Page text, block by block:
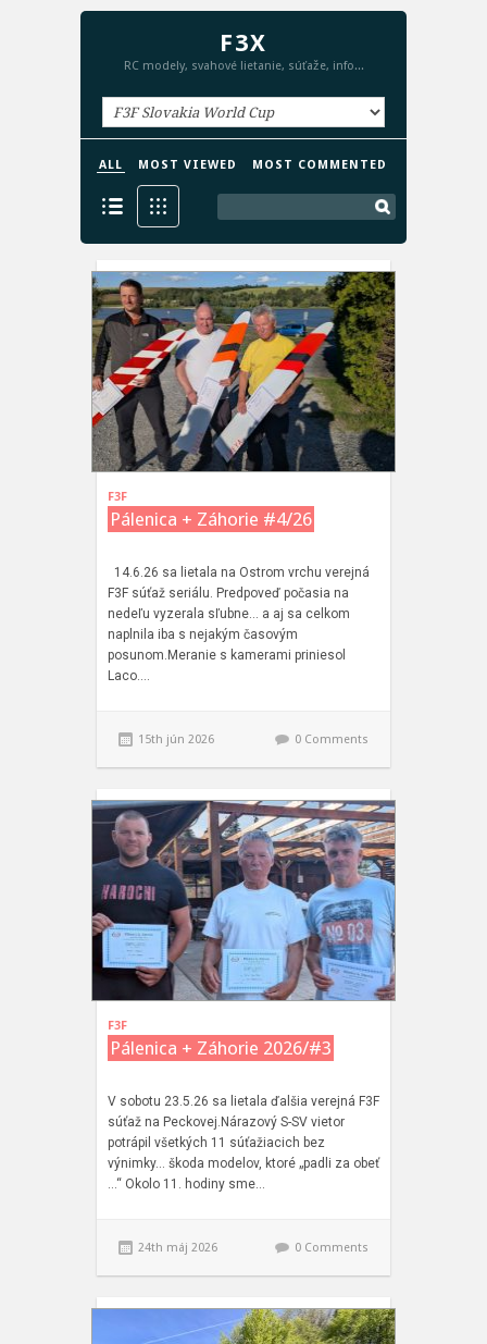
F3X
RC modely, svahové lietanie, súťaže, info...
ALL MOST VIEWED MOST COMMENTED
F3F
Pálenica + Záhorie #4/26
14.6.26 sa lietala na Ostrom vrchu verejná
F3F súťaž seriálu. Predpoveď počasia na
nedeľu vyzerala sľubne… a aj sa celkom
naplnila iba s nejakým časovým
posunom.Meranie s kamerami priniesol
Laco….
15th jún 2026 0 Comments
F3F
Pálenica + Záhorie 2026/#3
V sobotu 23.5.26 sa lietala ďalšia verejná F3F
súťaž na Peckovej.Nárazový S-SV vietor
potrápil všetkých 11 súťažiacich bez
výnimky… škoda modelov, ktoré „padli za obeť
…“ Okolo 11. hodiny sme…
24th máj 2026 0 Comments